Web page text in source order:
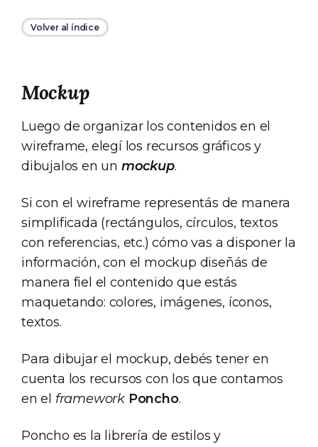
Volver al índice
Mockup
Luego de organizar los contenidos en el
wireframe, elegí los recursos gráficos y
dibujalos en un mockup.
Si con el wireframe representás de manera
simplificada (rectángulos, círculos, textos
con referencias, etc.) cómo vas a disponer la
información, con el mockup diseñás de
manera fiel el contenido que estás
maquetando: colores, imágenes, íconos,
textos.
Para dibujar el mockup, debés tener en
cuenta los recursos con los que contamos
en el framework Poncho.
Poncho es la librería de estilos y